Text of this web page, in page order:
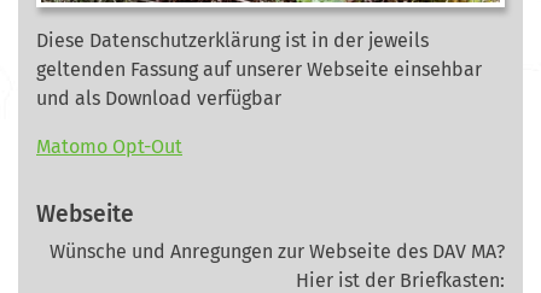
Diese Datenschutzerklärung ist in der jeweils
geltenden Fassung auf unserer Webseite einsehbar
und als Download verfügbar
Matomo Opt-Out
Webseite
Wünsche und Anregungen zur Webseite des DAV MA?
Hier ist der Briefkasten: